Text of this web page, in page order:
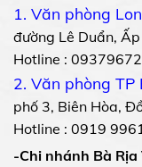
1. Văn phòng
đường Lê Duẩn,
Hotline :
2. Văn phòng TP
phố 3, Biên Hòa,
Hotline : 0919
-Chi nhánh Bà Rịa